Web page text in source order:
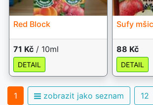
Red Block
71 Kč / 10ml
DETAIL
Sufy
88 Kč
DETAIL
1 zobrazit jako seznam 12